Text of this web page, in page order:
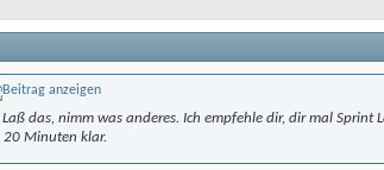
das, nimm was anderes. Ich empfehle dir, dir mal
Minuten klar.